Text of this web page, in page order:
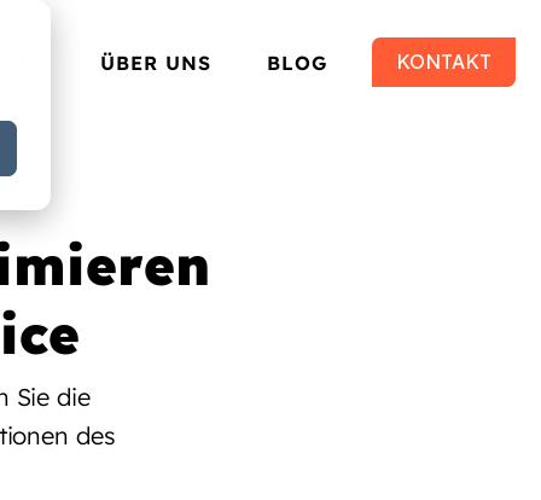
ÜBER UNS BLOG KONTAKT
Sie die
des